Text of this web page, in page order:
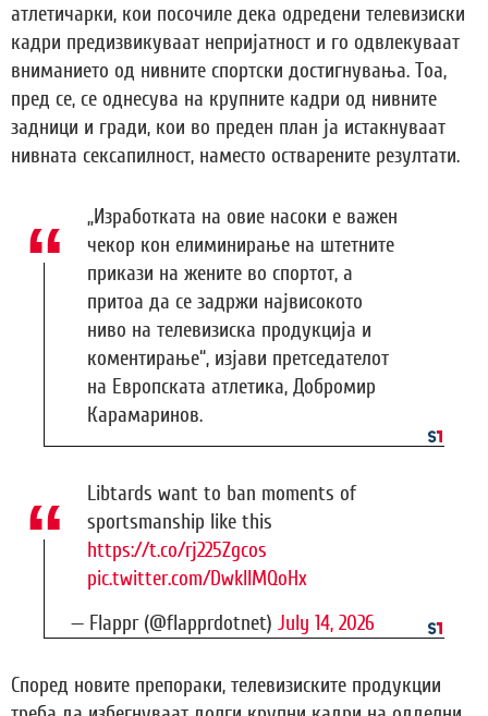
атлетичарки, кои посочиле дека одредени телевизиски
кадри предизвикуваат непријатност и го одвлекуваат
вниманието од нивните спортски достигнувања. Тоа,
пред се, се однесува на крупните кадри од нивните
задници и гради, кои во преден план ја истакнуваат
нивната сексапилност, наместо остварените резултати.
„Изработката на овие насоки е важен
чекор кон елиминирање на штетните
прикази на жените во спортот, а
притоа да се задржи највисокото
ниво на телевизиска продукција и
коментирање“, изјави претседателот
на Европската атлетика, Добромир
Карамаринов.
Libtards want to ban moments of
sportsmanship like this
https://t.co/rj225Zgcos
pic.twitter.com/DwkIIMQoHx
— Flappr (@flapprdotnet) July 14, 2026
Според новите препораки, телевизиските продукции